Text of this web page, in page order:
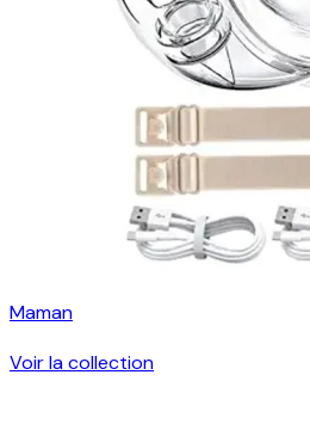
Maman
Voir la collection